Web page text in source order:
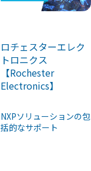
ロチェスターエレク
トロニクス
【Rochester
Electronics】
NXPソリューションの包
括的なサポート